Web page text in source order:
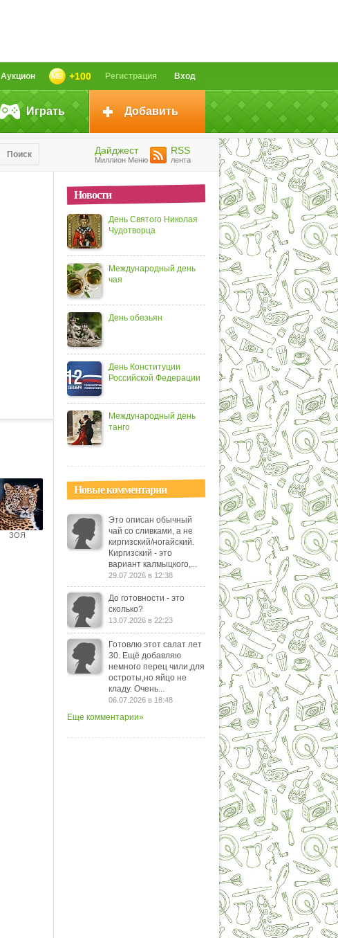
Вход
Регистрация
+100
Аукцион
Играть Добавить
Поиск Дайджест
Миллион Меню
RSS
лента
ЗОЯ
Новости
День Святого Николая
Чудотворца
Международный день
чая
День обезьян
День Конституции
Российской Федерации
Международный день
танго
Новые комментарии
Это описан обычный
чай со сливками, а не
киргизский/ногайский.
Киргизский - это
вариант калмыцкого,...
29.07.2026 в 12:38
До готовности - это
сколько?
13.07.2026 в 22:23
Готовлю этот салат лет
30. Ещё добавляю
немного перец чили,для
остроты,но яйцо не
кладу. Очень...
06.07.2026 в 18:48
Еще комментарии»